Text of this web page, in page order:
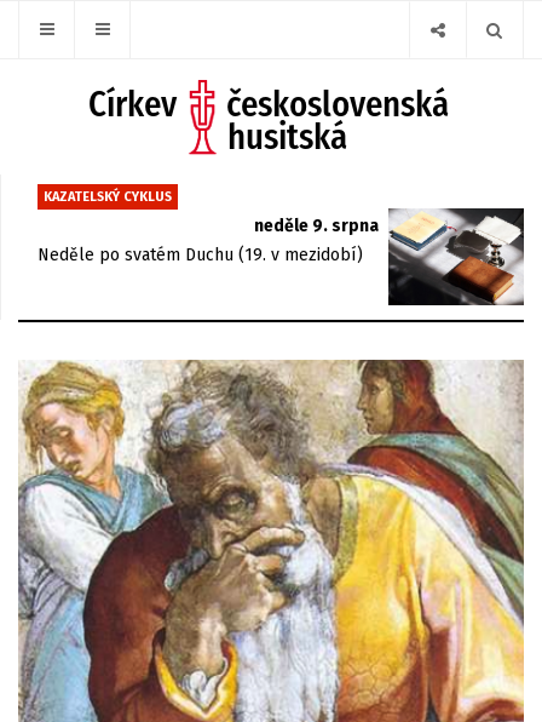
KAZATELSKÝ CYKLUS
neděle 9. srpna
Neděle po svatém Duchu (19. v mezidobí)